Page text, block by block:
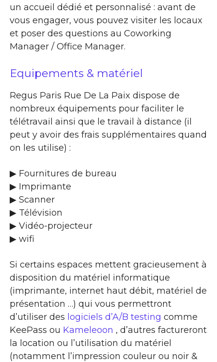
un accueil dédié et personnalisé : avant de
vous engager, vous pouvez visiter les locaux
et poser des questions au Coworking
Manager / Office Manager.
Equipements & matériel
Regus Paris Rue De La Paix dispose de
nombreux équipements pour faciliter le
télétravail ainsi que le travail à distance (il
peut y avoir des frais supplémentaires quand
on les utilise) :
▶ Fournitures de bureau
▶ Imprimante
▶ Scanner
▶ Télévision
▶ Vidéo-projecteur
▶ wifi
Si certains espaces mettent gracieusement à
disposition du matériel informatique
(imprimante, internet haut débit, matériel de
présentation …) qui vous permettront
d’utiliser des logiciels d’A/B testing comme
KeePass ou Kameleoon , d’autres factureront
la location ou l’utilisation du matériel
(notamment l’impression couleur ou noir &